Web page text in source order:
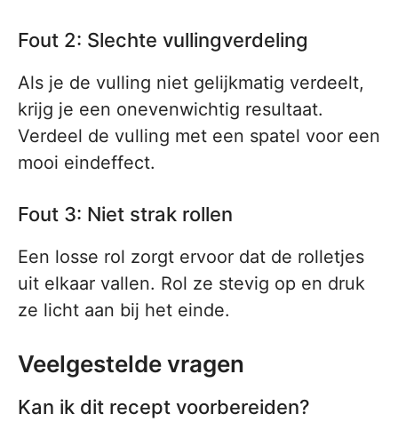
Fout 2: Slechte vullingverdeling
Als je de vulling niet gelijkmatig verdeelt,
krijg je een onevenwichtig resultaat.
Verdeel de vulling met een spatel voor een
mooi eindeffect.
Fout 3: Niet strak rollen
Een losse rol zorgt ervoor dat de rolletjes
uit elkaar vallen. Rol ze stevig op en druk
ze licht aan bij het einde.
Veelgestelde vragen
Kan ik dit recept voorbereiden?